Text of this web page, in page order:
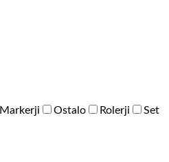
Markerji Ostalo Rolerji
Set